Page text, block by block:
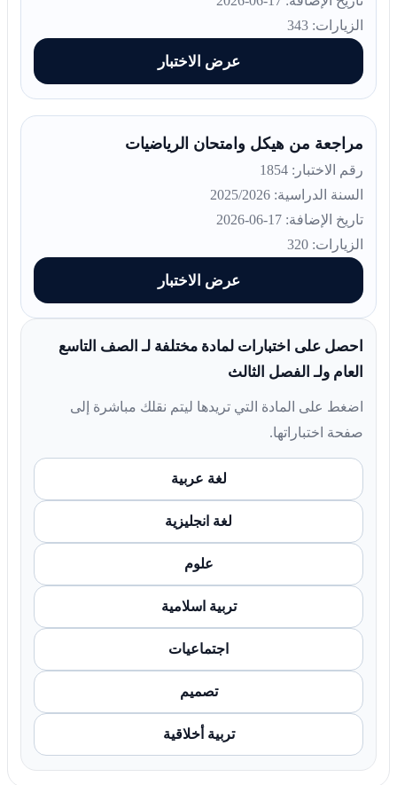
الزيارات: 343
عرض الاختبار
مراجعة من هيكل وامتحان الرياضيات
رقم الاختبار: 1854
السنة الدراسية: 2025/2026
تاريخ الإضافة: 17-06-2026
الزيارات: 320
عرض الاختبار
احصل على اختبارات لمادة مختلفة لـ الصف التاسع
العام ولـ الفصل الثالث
اضغط على المادة التي تريدها ليتم نقلك مباشرة إلى
صفحة اختباراتها.
لغة عربية
لغة انجليزية
علوم
تربية اسلامية
اجتماعيات
تصميم
تربية أخلاقية